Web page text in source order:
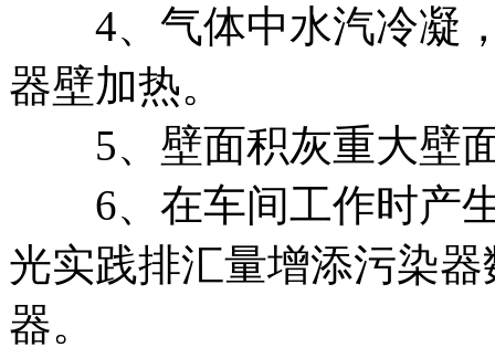
4、气体中水汽冷凝，
器壁加热。
5、壁面积灰重大壁面
6、在车间工作时产生
光实践排汇量增添污染
器。